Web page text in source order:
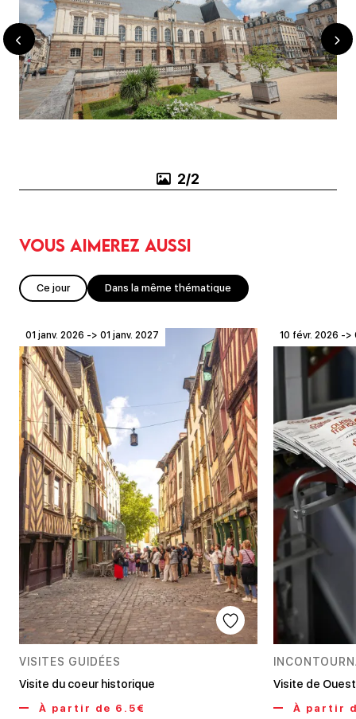
2/2
Vous aimerez aussi
Ce jour Dans la même thématique
01 janv. 2026 -> 01 janv. 2027
VISITES GUIDÉES
Visite du coeur historique
À partir de 6.5€
10 févr. 2026 ->
Visite de
À partir